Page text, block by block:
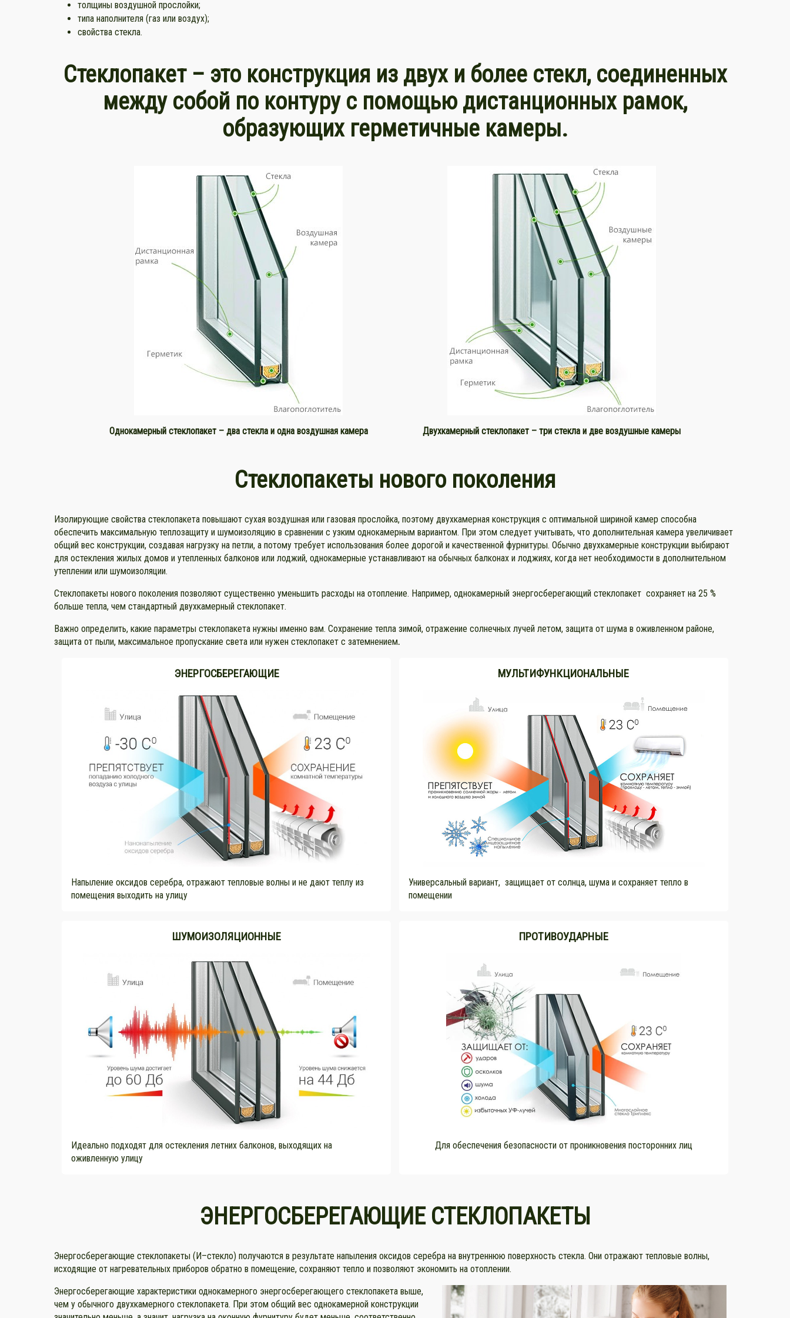
толщины воздушной прослойки;
типа наполнителя (газ или воздух);
свойства стекла.
Стеклопакет – это конструкция из двух и более стекл, соединенных
между собой по контуру с помощью дистанционных рамок,
образующих герметичные камеры.
Однокамерный стеклопакет – два стекла и одна воздушная камера Двухкамерный стеклопакет – три стекла и две воздушные камеры
Стеклопакеты нового поколения
Изолирующие свойства стеклопакета повышают сухая воздушная или газовая прослойка, поэтому двухкамерная конструкция с оптимальной шириной камер способна
обеспечить максимальную теплозащиту и шумоизоляцию в сравнении с узким однокамерным вариантом. При этом следует учитывать, что дополнительная камера увеличивает
общий вес конструкции, создавая нагрузку на петли, а потому требует использования более дорогой и качественной фурнитуры. Обычно двухкамерные конструкции выбирают
для остекления жилых домов и утепленных балконов или лоджий, однокамерные устанавливают на обычных балконах и лоджиях, когда нет необходимости в дополнительном
утеплении или шумоизоляции.
Стеклопакеты нового поколения позволяют существенно уменьшить расходы на отопление. Например, однокамерный энергосберегающий стеклопакет сохраняет на 25 %
больше тепла, чем стандартный двухкамерный стеклопакет.
Важно определить, какие параметры стеклопакета нужны именно вам. Сохранение тепла зимой, отражение солнечных лучей летом, защита от шума в оживленном районе,
защита от пыли, максимальное пропускание света или нужен стеклопакет с затемнением.
ЭНЕРГОСБЕРЕГАЮЩИЕ
Напыление оксидов серебра, отражают тепловые волны и не дают теплу из
помещения выходить на улицу
МУЛЬТИФУНКЦИОНАЛЬНЫЕ
Универсальный вариант, защищает от солнца, шума и сохраняет тепло в
помещении
ШУМОИЗОЛЯЦИОННЫЕ
Идеально подходят для остекления летних балконов, выходящих на
оживленную улицу
ПРОТИВОУДАРНЫЕ
Для обеспечения безопасности от проникновения посторонних лиц
ЭНЕРГОСБЕРЕГАЮЩИЕ СТЕКЛОПАКЕТЫ
Энергосберегающие стеклопакеты (И–стекло) получаются в результате напыления оксидов серебра на внутреннюю поверхность стекла. Они отражают тепловые волны,
исходящие от нагревательных приборов обратно в помещение, сохраняют тепло и позволяют экономить на отоплении.
Энергосберегающие характеристики однокамерного энергосберегающего стеклопакета выше,
чем у обычного двухкамерного стеклопакета. При этом общий вес однокамерной конструкции